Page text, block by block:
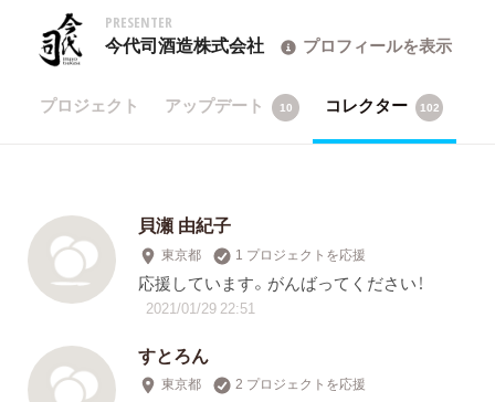
PRESENTER
今代司酒造株式会社 プロフィールを表示
プロジェクト アップデート 10 コレクター 102
貝瀬 由紀子
東京都 1 プロジェクトを応援
応援しています。がんばってください！
2021/01/29 22:51
すとろん
東京都 2 プロジェクトを応援